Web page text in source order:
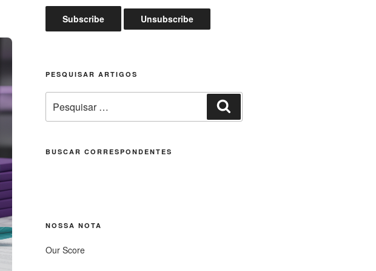
PESQUISAR ARTIGOS
por:
BUSCAR CORRESPONDENTES
NOSSA NOTA
Our Score